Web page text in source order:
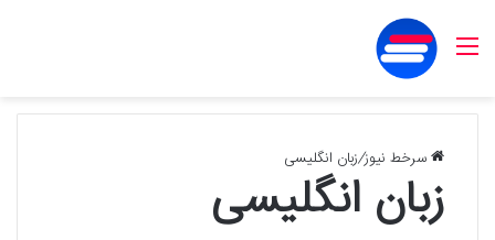
منو
سرخط نیوز/زبان انگلیسی
زبان انگلیسی